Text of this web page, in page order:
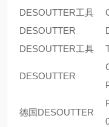
DESOUTTER工具
DESOUTTER
DESOUTTER工具
DESOUTTER
德国DESOUTTER